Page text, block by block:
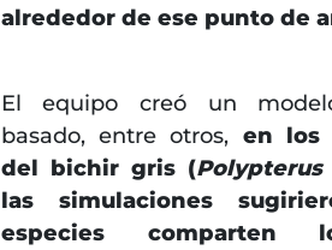
alrededor de ese punto de
El equipo creó un
basado, entre otros, en los
del bichir gris (Polypterus
las simulaciones
especies comparten